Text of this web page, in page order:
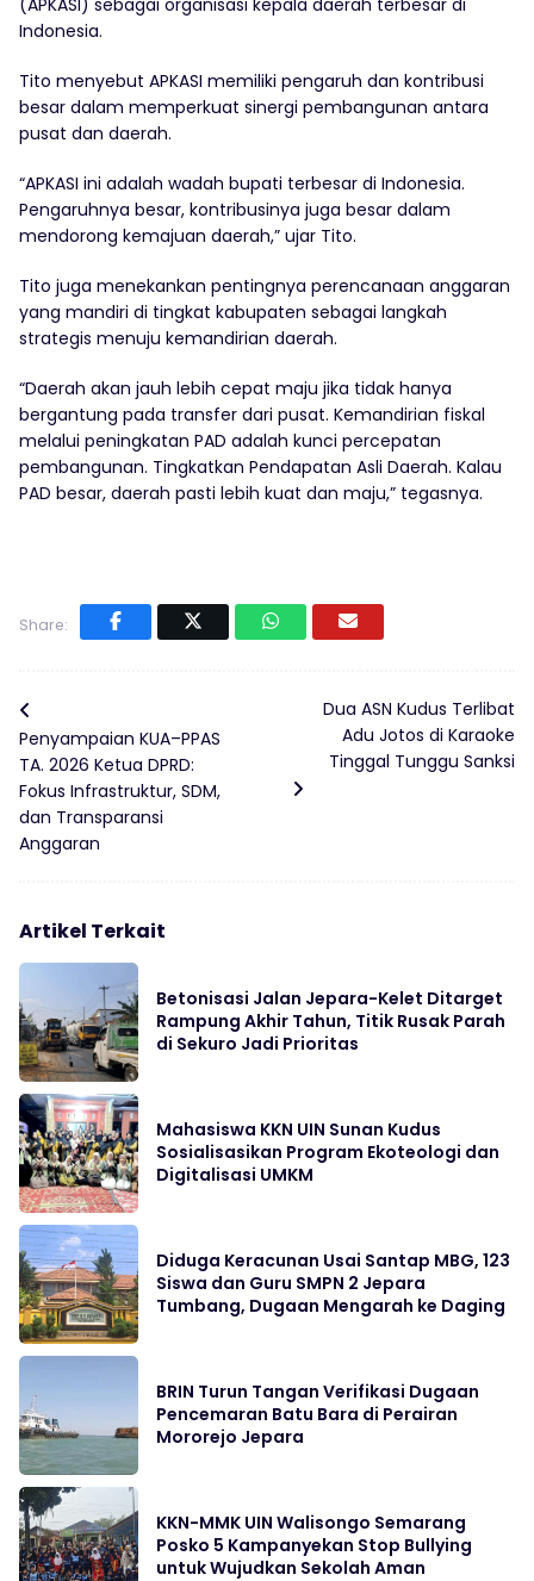
Indonesia.
Tito menyebut APKASI memiliki pengaruh dan kontribusi
besar dalam memperkuat sinergi pembangunan antara
pusat dan daerah.
“APKASI ini adalah wadah bupati terbesar di Indonesia.
Pengaruhnya besar, kontribusinya juga besar dalam
mendorong kemajuan daerah,” ujar Tito.
Tito juga menekankan pentingnya perencanaan anggaran
yang mandiri di tingkat kabupaten sebagai langkah
strategis menuju kemandirian daerah.
“Daerah akan jauh lebih cepat maju jika tidak hanya
bergantung pada transfer dari pusat. Kemandirian fiskal
melalui peningkatan PAD adalah kunci percepatan
pembangunan. Tingkatkan Pendapatan Asli Daerah. Kalau
PAD besar, daerah pasti lebih kuat dan maju,” tegasnya.
Share:
Penyampaian KUA–PPAS
TA. 2026 Ketua DPRD:
Fokus Infrastruktur, SDM,
dan Transparansi
Anggaran
Dua ASN Kudus Terlibat
Adu Jotos di Karaoke
Tinggal Tunggu Sanksi
Artikel Terkait
Betonisasi Jalan Jepara-Kelet Ditarget
Rampung Akhir Tahun, Titik Rusak Parah
di Sekuro Jadi Prioritas
Mahasiswa KKN UIN Sunan Kudus
Sosialisasikan Program Ekoteologi dan
Digitalisasi UMKM
Diduga Keracunan Usai Santap MBG, 123
Siswa dan Guru SMPN 2 Jepara
Tumbang, Dugaan Mengarah ke Daging
BRIN Turun Tangan Verifikasi Dugaan
Pencemaran Batu Bara di Perairan
Mororejo Jepara
KKN-MMK UIN Walisongo Semarang
Posko 5 Kampanyekan Stop Bullying
untuk Wujudkan Sekolah Aman